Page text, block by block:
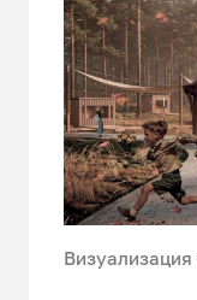
Визуализация